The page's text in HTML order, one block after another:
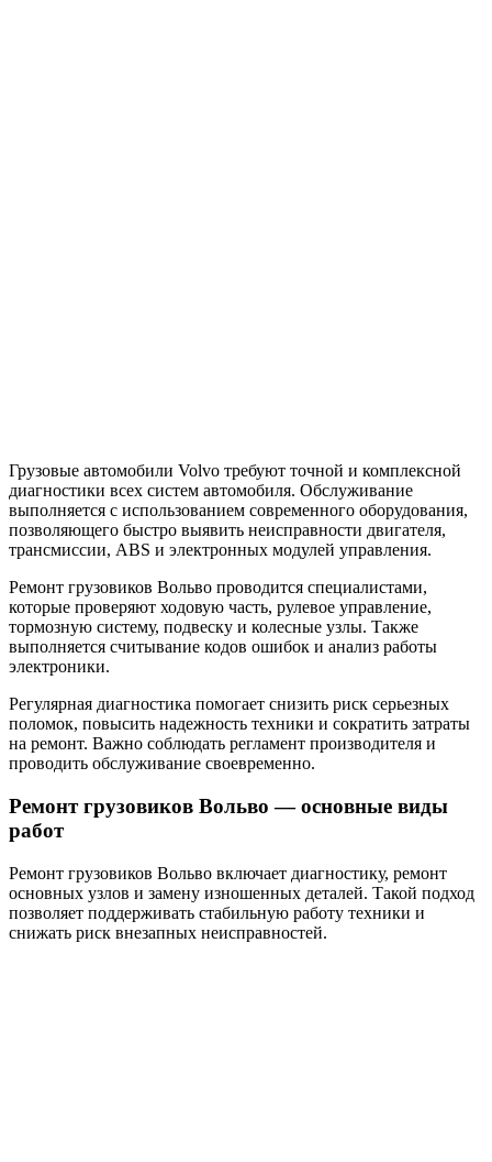
Грузовые автомобили Volvo требуют точной и комплексной
диагностики всех систем автомобиля. Обслуживание
выполняется с использованием современного оборудования,
позволяющего быстро выявить неисправности двигателя,
трансмиссии, ABS и электронных модулей управления.
Ремонт грузовиков Вольво проводится специалистами,
которые проверяют ходовую часть, рулевое управление,
тормозную систему, подвеску и колесные узлы. Также
выполняется считывание кодов ошибок и анализ работы
электроники.
Регулярная диагностика помогает снизить риск серьезных
поломок, повысить надежность техники и сократить затраты
на ремонт. Важно соблюдать регламент производителя и
проводить обслуживание своевременно.
Ремонт грузовиков Вольво — основные виды
работ
Ремонт грузовиков Вольво включает диагностику, ремонт
основных узлов и замену изношенных деталей. Такой подход
позволяет поддерживать стабильную работу техники и
снижать риск внезапных неисправностей.